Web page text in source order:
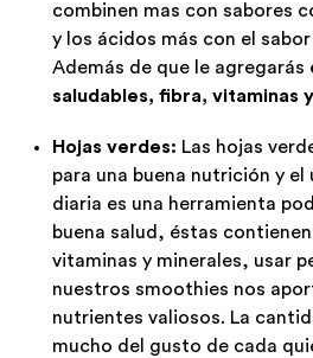
combinen mas con sabores
y los ácidos más con el
Además de que le agregarás
saludables, fibra, vitaminas
Hojas verdes: Las hojas
para una buena nutrición y el
diaria es una herramienta
buena salud, éstas
vitaminas y minerales, usar
nuestros smoothies nos
nutrientes valiosos. La
mucho del gusto de cada